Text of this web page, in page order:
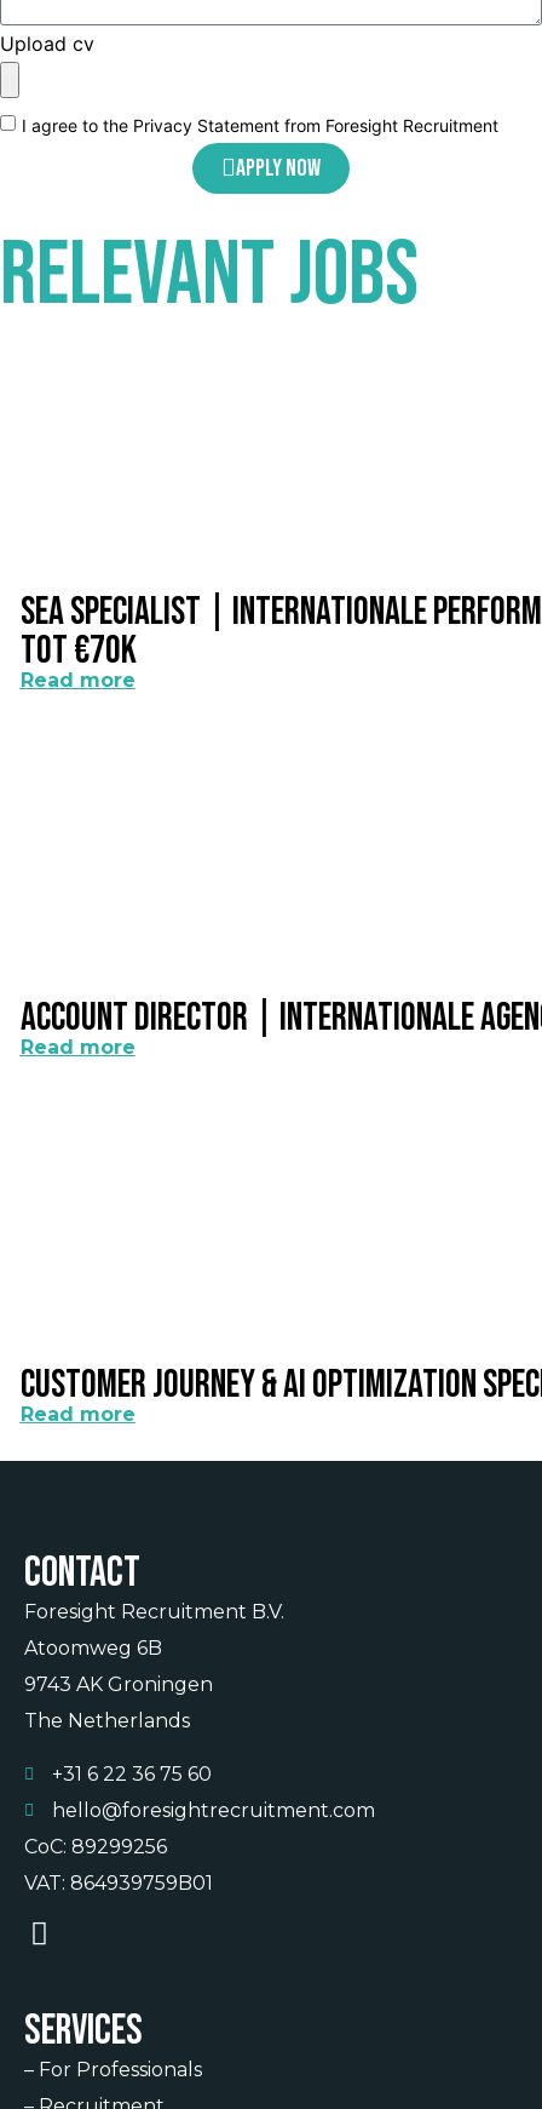
Upload cv
I agree to the Privacy Statement from Foresight Recruitment
Apply now
RelevantJobs
SEA Specialist | Internationale
Tot €70k
Read more
Account Director | Internationale
Read more
Customer Journey & AI Optimization
Read more
Contact
Foresight Recruitment B.V.
Atoomweg 6B
9743 AK Groningen
The Netherlands
+31 6 22 36 75 60
hello@foresightrecruitment.com
CoC: 89299256
VAT: 864939759B01
Services
– For Professionals